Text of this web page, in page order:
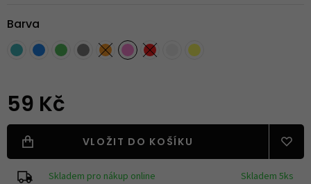
Barva
59 Kč
VLOŽIT DO KOŠÍKU
Skladem pro nákup online Skladem 5ks